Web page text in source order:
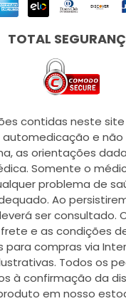
TOTAL
contidas neste
automedicação e
as orientações
Somente o
problema de
Ao
ser consultado.
e as condições
para compras via
Todos os
à confirmação da
em nosso